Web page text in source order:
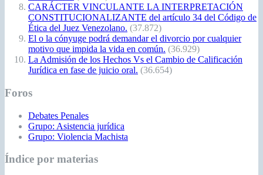
CARÁCTER VINCULANTE LA INTERPRETACIÓN
CONSTITUCIONALIZANTE del artículo 34 del Código de
Ética del Juez Venezolano. (37.872)
El o la cónyuge podrá demandar el divorcio por cualquier
motivo que impida la vida en común. (36.929)
La Admisión de los Hechos Vs el Cambio de Calificación
Jurídica en fase de juicio oral. (36.654)
Foros
Debates Penales
Grupo: Asistencia jurídica
Grupo: Violencia Machista
Índice por materias